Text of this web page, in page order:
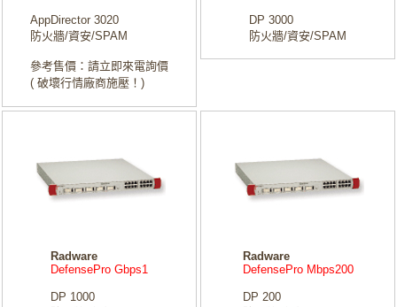
AppDirector 3020
防火牆/資安/SPAM
參考售價：請立即來電詢價
( 破壞行情廠商施壓！)
DP 3000
防火牆/資安/SPAM
Radware
DefensePro Gbps1
DP 1000
Radware
DefensePro Mbps200
DP 200